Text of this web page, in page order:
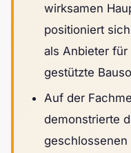
wirksamen
positioniert
als Anbieter
gestützte
Auf der
demonstrierte
geschlossenen